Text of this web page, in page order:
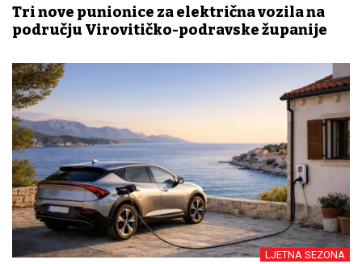
Tri nove punionice za električna vozila na
području Virovitičko-podravske županije
LJETNA SEZONA